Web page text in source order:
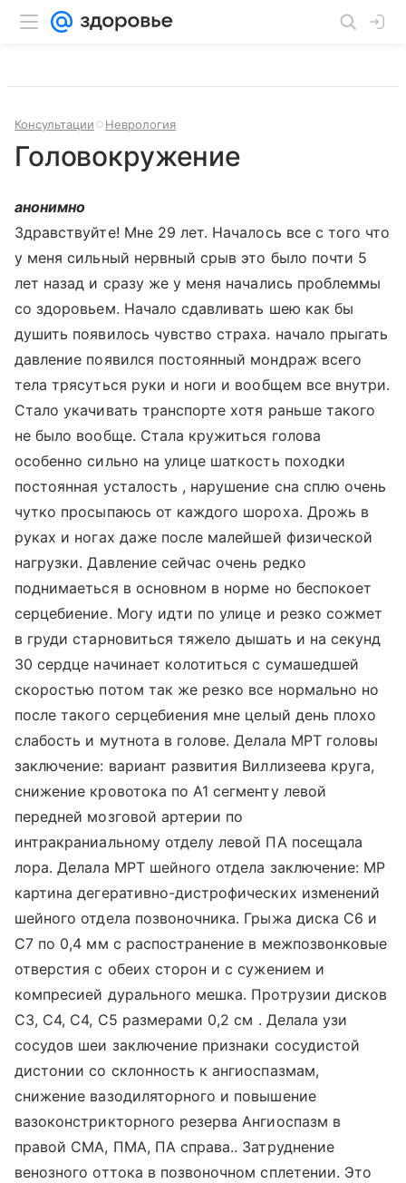
Консультации Неврология
Головокружение
анонимно
Здравствуйте! Мне 29 лет. Началось все с того что
у меня сильный нервный срыв это было почти 5
лет назад и сразу же у меня начались проблеммы
со здоровьем. Начало сдавливать шею как бы
душить появилось чувство страха. начало прыгать
давление появился постоянный мондраж всего
тела трясуться руки и ноги и вообщем все внутри.
Стало укачивать транспорте хотя раньше такого
не было вообще. Стала кружиться голова
особенно сильно на улице шаткость походки
постоянная усталость , нарушение сна сплю очень
чутко просыпаюсь от каждого шороха. Дрожь в
руках и ногах даже после малейшей физической
нагрузки. Давление сейчас очень редко
поднимаеться в основном в норме но беспокоет
серцебиение. Могу идти по улице и резко сожмет
в груди старновиться тяжело дышать и на секунд
30 сердце начинает колотиться с сумашедшей
скоростью потом так же резко все нормально но
после такого серцебиения мне целый день плохо
слабость и мутнота в голове. Делала МРТ головы
заключение: вариант развития Виллизеева круга,
снижение кровотока по А1 сегменту левой
передней мозговой артерии по
интракраниальному отделу левой ПА посещала
лора. Делала МРТ шейного отдела заключение: МР
картина дегеративно-дистрофических изменений
шейного отдела позвоночника. Грыжа диска С6 и
С7 по 0,4 мм с распостранение в межпозвонковые
отверстия с обеих сторон и с сужением и
компресией дурального мешка. Протрузии дисков
С3, С4, С4, С5 размерами 0,2 см . Делала узи
сосудов шеи заключение признаки сосудистой
дистонии со склонность к ангиоспазмам,
снижение вазодиляторного и повышение
вазоконстрикторного резерва Ангиоспазм в
правой СМА, ПМА, ПА справа.. Затруднение
венозного оттока в позвоночном сплетении. Это